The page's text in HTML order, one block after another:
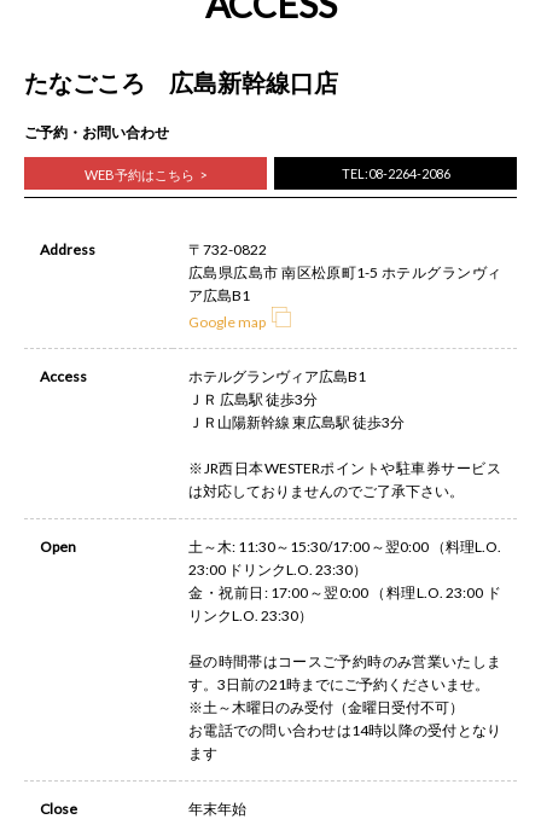
たなごころ 広島新幹線口店
ご予約・お問い合わせ
WEB予約はこちら TEL:08-2264-2086
Address
〒732-0822
広島県広島市 南区松原町1-5 ホテルグランヴィ
ア広島B1
Google map
Access
ホテルグランヴィア広島B1
ＪＲ 広島駅 徒歩3分
ＪＲ山陽新幹線 東広島駅 徒歩3分
※JR西日本WESTERポイントや駐車券サービス
は対応しておりませんのでご了承下さい。
Open
土～木: 11:30～15:30/17:00～翌0:00 （料理L.O.
23:00 ドリンクL.O. 23:30）
金・祝前日: 17:00～翌0:00 （料理L.O. 23:00 ド
リンクL.O. 23:30）
昼の時間帯はコースご予約時のみ営業いたしま
す。3日前の21時までにご予約くださいませ。
※土～木曜日のみ受付（金曜日受付不可）
お電話での問い合わせは14時以降の受付となり
ます
Close 年末年始